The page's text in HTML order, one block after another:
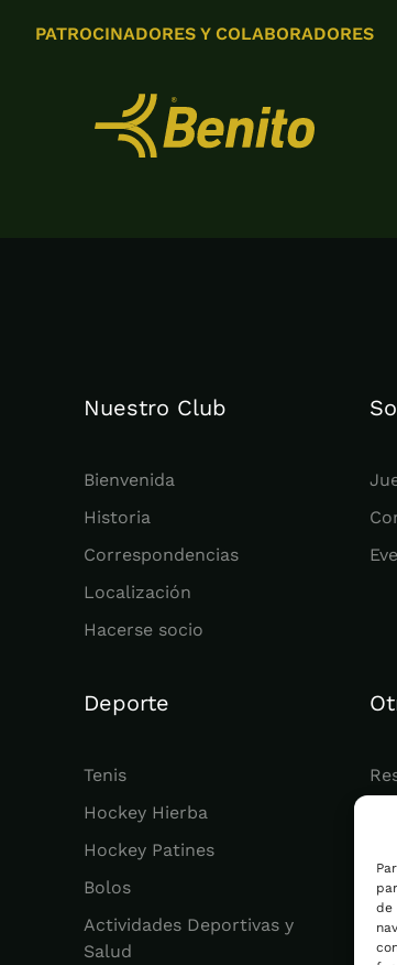
de
PATROCINADORES Y COLABORADORES
Nuestro Club
Bienvenida
Historia
Correspondencias
Localización
Hacerse socio
Deporte
Tenis
Hockey Hierba
Hockey Patines
Bolos
Actividades Deportivas y
Salud